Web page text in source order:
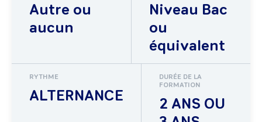
Autre ou
aucun
Niveau Bac
ou
équivalent
RYTHME
ALTERNANCE
DURÉE DE LA
FORMATION
2 ANS OU